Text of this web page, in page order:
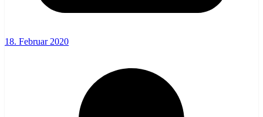
18. Februar 2020